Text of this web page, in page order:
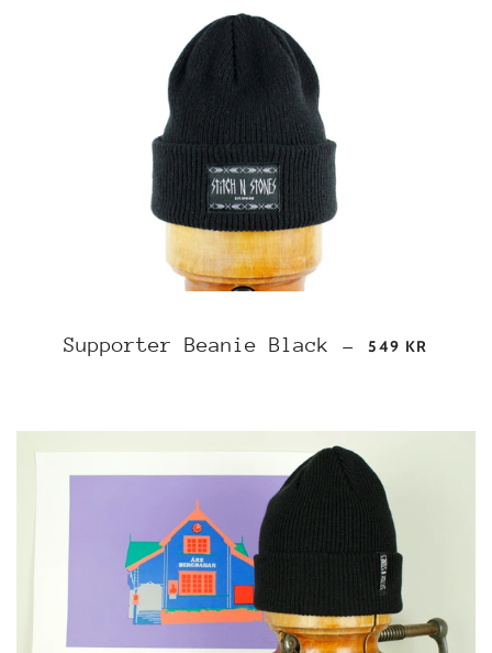
Supporter Beanie Black — REGULAR
549 KR